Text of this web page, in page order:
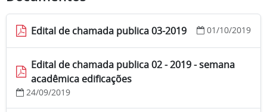
Edital de chamada publica 03-2019 01/10/2019
Edital de chamada publica 02 - 2019 - semana
acadêmica edificações
24/09/2019